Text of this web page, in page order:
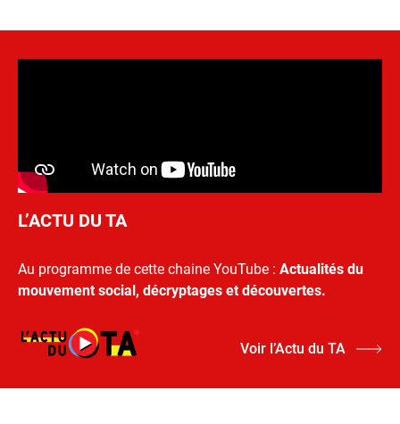
L’ACTU DU TA
Au programme de cette chaine YouTube : Actualités du
mouvement social, décryptages et découvertes.
Voir l’Actu du TA